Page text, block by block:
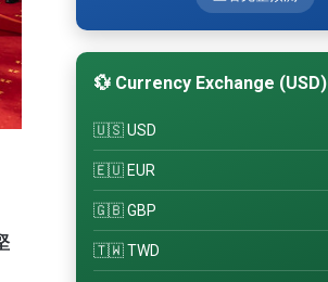
💱 Currency Exchange (USD)
🇺🇸 USD
🇪🇺 EUR
🇬🇧 GBP
🇹🇼 TWD